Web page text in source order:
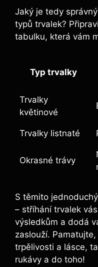
Jaký je tedy
typů trvalek?
tabulku, která vám
Typ trvalky
Trvalky
květinové
Trvalky listnaté
Okrasné trávy
S těmito
– stříhání trvalek
výsledkům a dodá
zaslouží.
trpělivosti a lásce,
rukávy a do toho!